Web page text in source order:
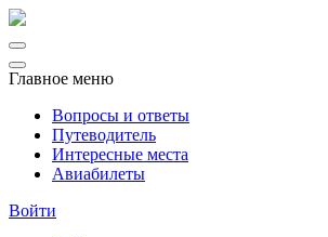
Главное меню
Вопросы и ответы
Путеводитель
Интересные места
Авиабилеты
Войти